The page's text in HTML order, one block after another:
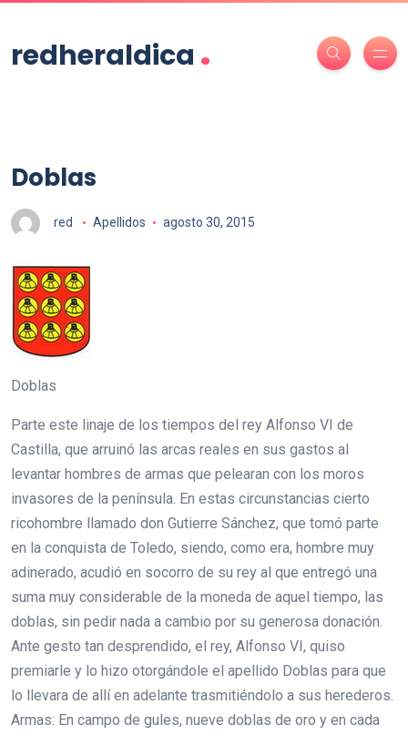
redheraldica .
Doblas
red Apellidos agosto 30, 2015
Doblas
Parte este linaje de los tiempos del rey Alfonso VI de
Castilla, que arruinó las arcas reales en sus gastos al
levantar hombres de armas que pelearan con los moros
invasores de la península. En estas circunstancias cierto
ricohombre llamado don Gutierre Sánchez, que tomó parte
en la conquista de Toledo, siendo, como era, hombre muy
adinerado, acudió en socorro de su rey al que entregó una
suma muy considerable de la moneda de aquel tiempo, las
doblas, sin pedir nada a cambio por su generosa donación.
Ante gesto tan desprendido, el rey, Alfonso VI, quiso
premiarle y lo hizo otorgándole el apellido Doblas para que
lo llevara de allí en adelante trasmitiéndolo a sus herederos.
Armas: En campo de gules, nueve doblas de oro y en cada